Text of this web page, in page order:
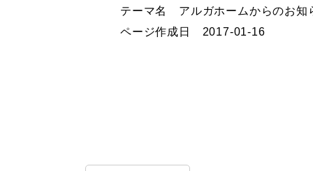
テーマ名 アルガホームからのお知
ページ作成日 2017-01-16